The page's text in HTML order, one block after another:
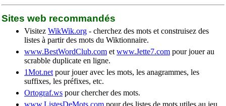
Sites web recommandés
Visitez WikWik.org - cherchez des mots et construisez des
listes à partir des mots du Wiktionnaire.
www.BestWordClub.com et www.Jette7.com pour jouer au
scrabble duplicate en ligne.
1Mot.net pour jouer avec les mots, les anagrammes, les
suffixes, les préfixes, etc.
Ortograf.ws pour chercher des mots.
www.ListesDeMots.com pour des listes de mots utiles au jeu